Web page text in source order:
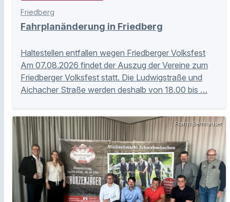
Friedberg
Fahrplanänderung in Friedberg
Haltestellen entfallen wegen Friedberger Volksfest
Am 07.08.2026 findet der Auszug der Vereine zum
Friedberger Volksfest statt. Die Ludwigstraße und
Aichacher Straße werden deshalb von 18.00 bis …
Franzi Bernhauser